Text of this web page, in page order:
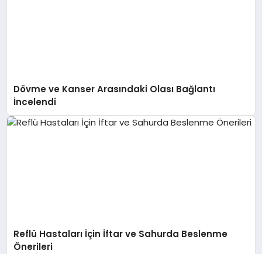
Dövme ve Kanser Arasındaki Olası Bağlantı
İncelendi
Reflü Hastaları İçin İftar ve Sahurda Beslenme
Önerileri